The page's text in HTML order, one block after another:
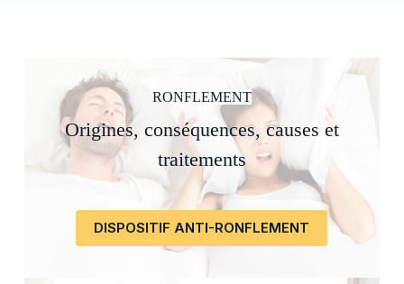
RONFLEMENT
Origines, conséquences, causes et
traitements
DISPOSITIF ANTI-RONFLEMENT